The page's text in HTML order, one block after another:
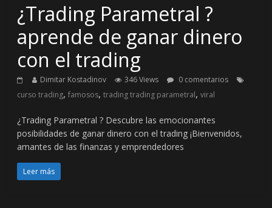
¿Trading Parametral ?
aprende de ganar dinero
con el trading
Dimitar Kostadinov 346 Views
0 comentarios
curso trading,famosos,trading trading parametral,viral
¿Trading Parametral ? Descubre las emocionantes
posibilidades de ganar dinero con el trading ¡Bienvenidos,
amantes de las finanzas y emprendedores
Leer más